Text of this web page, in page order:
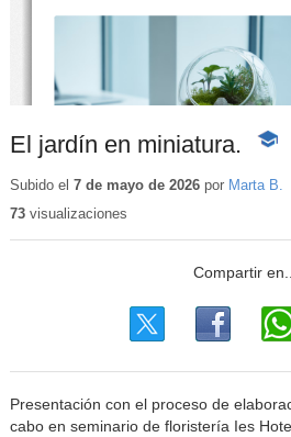
El jardín en miniatura.
-
Subido el 7 de mayo de 2026por Marta B.
73visualizaciones
Presentación con el proceso de
cabo en seminario de floristería Ies